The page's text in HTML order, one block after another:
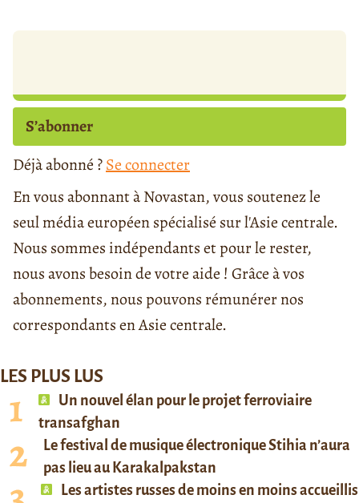
S’abonner
Déjà abonné ?Se connecter
En vous abonnant à Novastan, vous soutenez le
seul média européen spécialisé sur l'Asie centrale.
Nous sommes indépendants et pour le rester,
nous avons besoin de votre aide ! Grâce à vos
abonnements, nous pouvons rémunérer nos
correspondants en Asie centrale.
LES PLUS LUS
Un nouvel élan pour le projet ferroviaire
transafghan
Le festival de musique électronique Stihia n’aura
pas lieu au Karakalpakstan
Les artistes russes de moins en moins accueillis